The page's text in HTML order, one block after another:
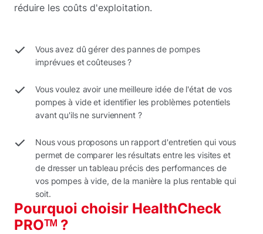
réduire les coûts d'exploitation.
Vous avez dû gérer des pannes de pompes
imprévues et coûteuses ?
Vous voulez avoir une meilleure idée de l'état de vos
pompes à vide et identifier les problèmes potentiels
avant qu'ils ne surviennent ?
Nous vous proposons un rapport d'entretien qui vous
permet de comparer les résultats entre les visites et
de dresser un tableau précis des performances de
vos pompes à vide, de la manière la plus rentable qui
soit.
Pourquoi choisir HealthCheck
PROᵀᴹ ?